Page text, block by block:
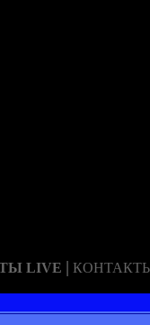
LIVE |